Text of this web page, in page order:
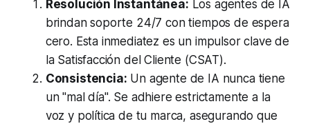
Resolución Instantánea: Los agentes de IA
brindan soporte 24/7 con tiempos de espera
cero. Esta inmediatez es un impulsor clave de
la Satisfacción del Cliente (CSAT).
Consistencia: Un agente de IA nunca tiene
un "mal día". Se adhiere estrictamente a la
voz y política de tu marca, asegurando que